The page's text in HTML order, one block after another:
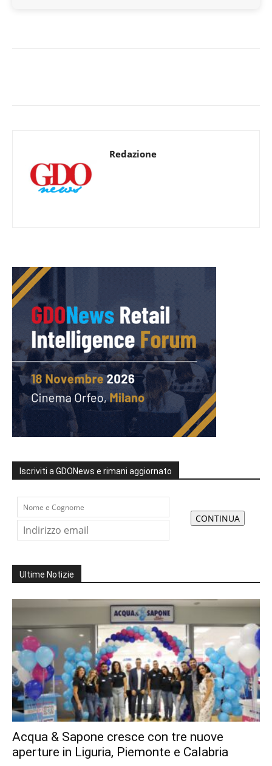
Redazione
Iscriviti a GDONews e rimani aggiornato
Ultime Notizie
Acqua & Sapone cresce con tre nuove
aperture in Liguria, Piemonte e Calabria